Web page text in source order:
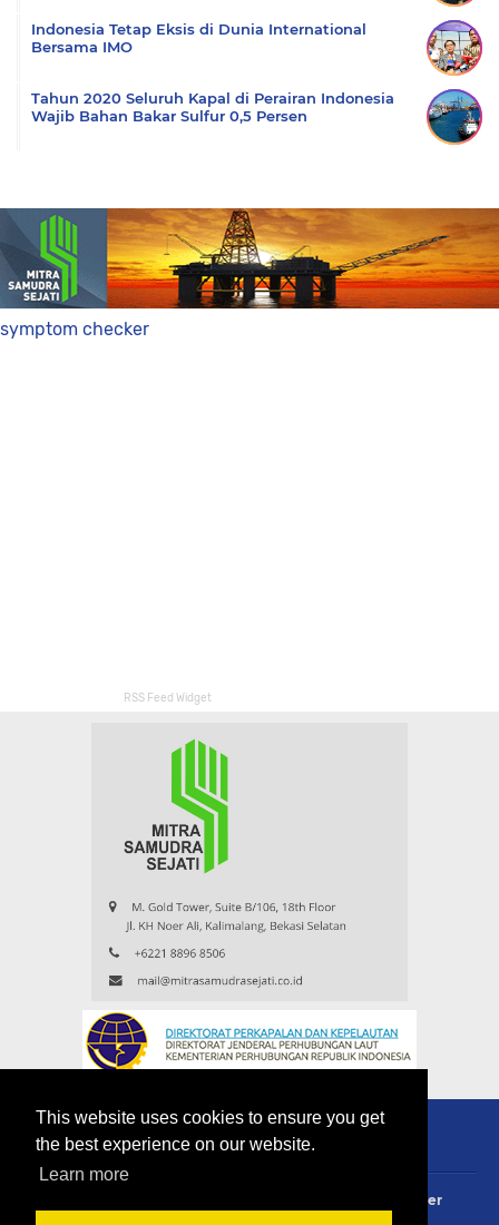
This website uses cookies to ensure you get
the best experience on our website.
Learn more
Indonesia Tetap Eksis di Dunia International
Bersama IMO
Tahun 2020 Seluruh Kapal di Perairan Indonesia
Wajib Bahan Bakar Sulfur 0,5 Persen
symptom checker
RSS Feed Widget
Disclaimer